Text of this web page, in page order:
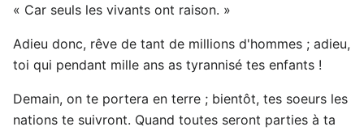
« Car seuls les vivants ont raison. »
Adieu donc, rêve de tant de millions d'hommes ; adieu,
toi qui pendant mille ans as tyrannisé tes enfants !
Demain, on te portera en terre ; bientôt, tes soeurs les
nations te suivront. Quand toutes seront parties à ta